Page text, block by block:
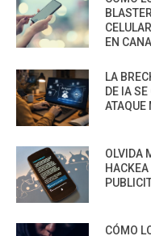
EN
LA
DE IA
OLVIDA
CÓMO